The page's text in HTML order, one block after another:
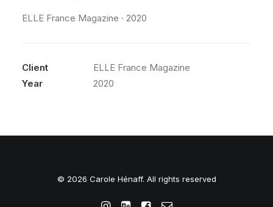
ELLE France Magazine · 2020
Client
ELLE France Magazine
Year
2020
© 2026 Carole Hénaff. All rights reserved